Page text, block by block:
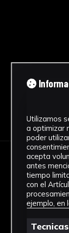
Utilizamos
a optimizar
poder
acepta
antes
tiempo
con el
ejemplo, en
Tecnicas